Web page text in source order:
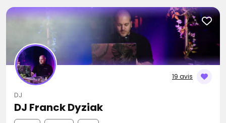
19 avis
DJ
DJ Franck Dyziak